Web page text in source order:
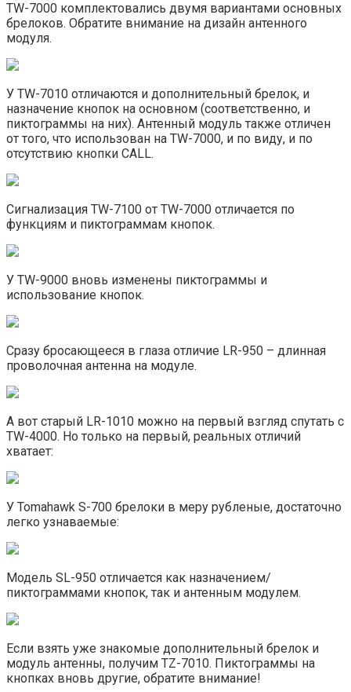
TW-7000 комплектовались двумя вариантами основных
брелоков. Обратите внимание на дизайн антенного
модуля.
У TW-7010 отличаются и дополнительный брелок, и
назначение кнопок на основном (соответственно, и
пиктограммы на них). Антенный модуль также отличен
от того, что использован на TW-7000, и по виду, и по
отсутствию кнопки CALL.
Сигнализация TW-7100 от TW-7000 отличается по
функциям и пиктограммам кнопок.
У TW-9000 вновь изменены пиктограммы и
использование кнопок.
Сразу бросающееся в глаза отличие LR-950 – длинная
проволочная антенна на модуле.
А вот старый LR-1010 можно на первый взгляд спутать с
TW-4000. Но только на первый, реальных отличий
хватает:
У Tomahawk S-700 брелоки в меру рубленые, достаточно
легко узнаваемые:
Модель SL-950 отличается как назначением/
пиктограммами кнопок, так и антенным модулем.
Если взять уже знакомые дополнительный брелок и
модуль антенны, получим TZ-7010. Пиктограммы на
кнопках вновь другие, обратите внимание!